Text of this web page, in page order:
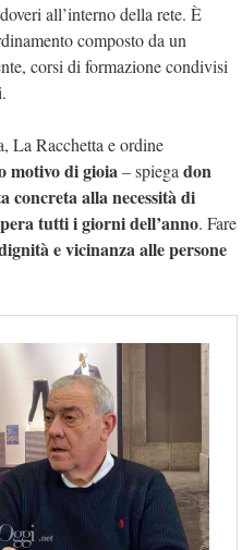
all’interno della rete. È
composto da un
corsi di formazione condivisi
La Racchetta e ordine
motivo di gioia– spiega don
concreta alla necessità di
tutti i giorni dell’anno. Fare
e vicinanza alle persone